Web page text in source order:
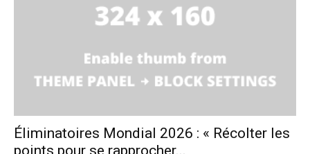
Éliminatoires Mondial 2026 : « Récolter les